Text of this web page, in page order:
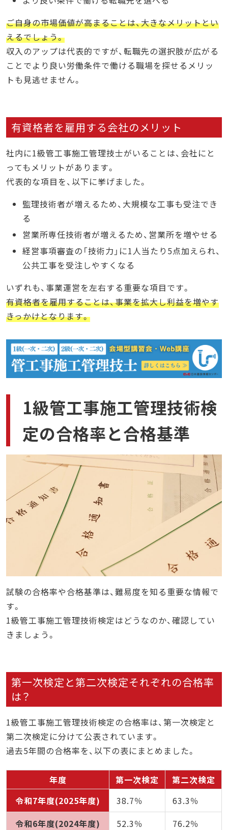
ご自身の市場価値が高まることは、大きなメリットとい
えるでしょう。
収入のアップは代表的ですが、転職先の選択肢が広がる
ことでより良い労働条件で働ける職場を探せるメリッ
トも見逃せません。
有資格者を雇用する会社のメリット
社内に1級管工事施工管理技士がいることは、会社にと
ってもメリットがあります。
代表的な項目を、以下に挙げました。
監理技術者が増えるため、大規模な工事も受注でき
る
営業所専任技術者が増えるため、営業所を増やせる
経営事項審査の「技術力」に1人当たり5点加えられ、
公共工事を受注しやすくなる
いずれも、事業運営を左右する重要な項目です。
有資格者を雇用することは、事業を拡大し利益を増やす
きっかけとなります。
1級管工事施工管理技術検
定の合格率と合格基準
試験の合格率や合格基準は、難易度を知る重要な情報で
す。
1級管工事施工管理技術検定はどうなのか、確認してい
きましょう。
第一次検定と第二次検定それぞれの合格率
は？
1級管工事施工管理技術検定の合格率は、第一次検定と
第二次検定に分けて公表されています。
過去5年間の合格率を、以下の表にまとめました。
年度 第一次検定
第二次検定
令和7年度(2025年度)
38.7％
63.3％
令和6年度(2024年度)
52.3％
76.2％